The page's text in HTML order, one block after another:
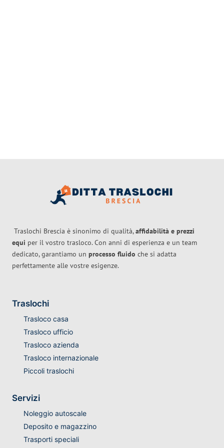
Traslochi Brescia è sinonimo di qualità,affidabilità e prezzi
equi per il vostro trasloco. Con anni di esperienza e un team
dedicato, garantiamo un processo fluido che si adatta
perfettamente alle vostre esigenze.
Traslochi
Trasloco casa
Trasloco ufficio
Trasloco azienda
Trasloco internazionale
Piccoli traslochi
Servizi
Noleggio autoscale
Deposito e magazzino
Trasporti speciali